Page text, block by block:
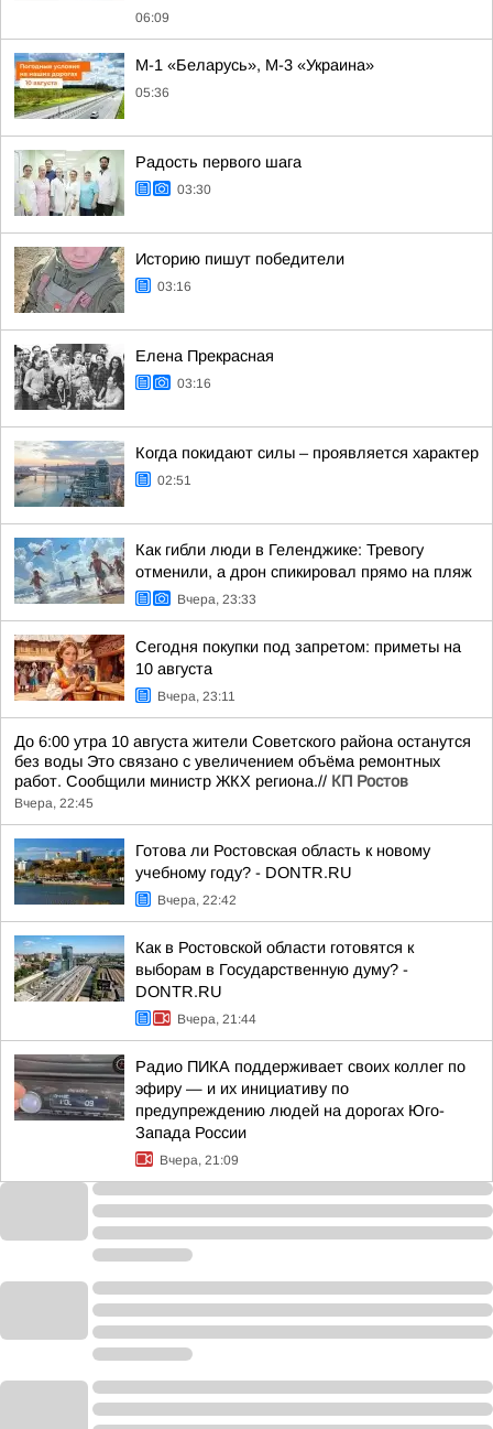
06:09
М-1 «Беларусь», М-3 «Украина»
05:36
Радость первого шага
03:30
Историю пишут победители
03:16
Елена Прекрасная
03:16
Когда покидают силы – проявляется характер
02:51
Как гибли люди в Геленджике: Тревогу
отменили, а дрон спикировал прямо на пляж
Вчера, 23:33
Сегодня покупки под запретом: приметы на
10 августа
Вчера, 23:11
До 6:00 утра 10 августа жители Советского района останутся
без воды Это связано с увеличением объёма ремонтных
работ. Сообщили министр ЖКХ региона.// КП Ростов
Вчера, 22:45
Готова ли Ростовская область к новому
учебному году? - DONTR.RU
Вчера, 22:42
Как в Ростовской области готовятся к
выборам в Государственную думу? -
DONTR.RU
Вчера, 21:44
Радио ПИКА поддерживает своих коллег по
эфиру — и их инициативу по
предупреждению людей на дорогах Юго-
Запада России
Вчера, 21:09